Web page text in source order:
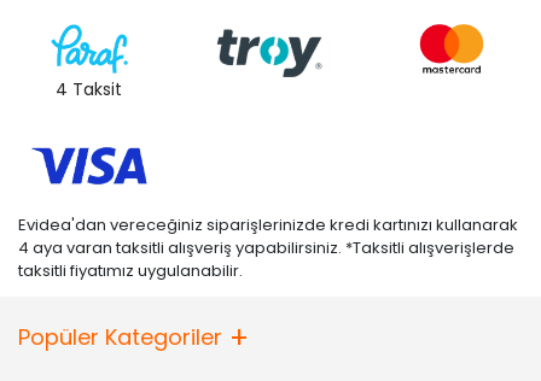
4 Taksit
Evidea'dan vereceğiniz siparişlerinizde kredi kartınızı kullanarak
4 aya varan taksitli alışveriş yapabilirsiniz. *Taksitli alışverişlerde
taksitli fiyatımız uygulanabilir.
Popüler Kategoriler